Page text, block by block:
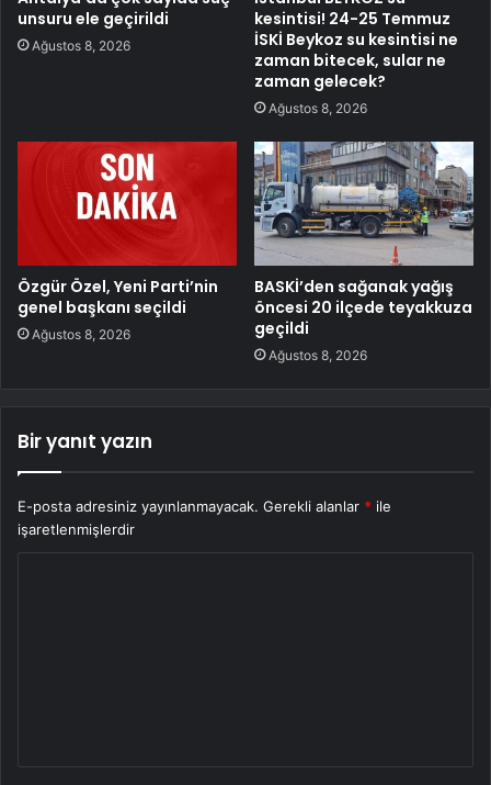
unsuru ele geçirildi
Ağustos 8, 2026
kesintisi! 24-25 Temmuz
İSKİ Beykoz su kesintisi ne
zaman bitecek, sular ne
zaman gelecek?
Ağustos 8, 2026
Özgür Özel, Yeni Parti’nin
genel başkanı seçildi
Ağustos 8, 2026
BASKİ’den sağanak yağış
öncesi 20 ilçede teyakkuza
geçildi
Ağustos 8, 2026
Bir yanıt yazın
E-posta adresiniz yayınlanmayacak. Gerekli alanlar * ile
işaretlenmişlerdir